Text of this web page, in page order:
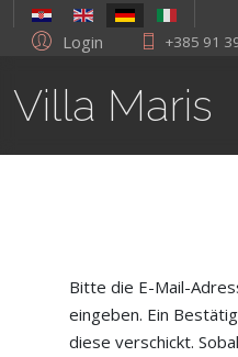
Login +385 91
Villa Maris
Bitte die E-Mail-
eingeben. Ein
diese verschickt.